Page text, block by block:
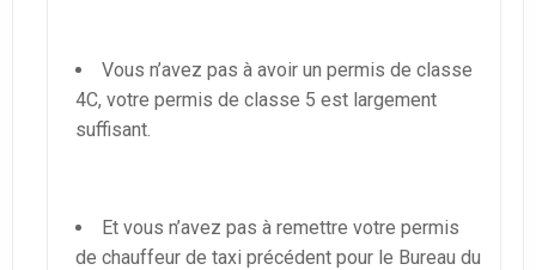
Vous n’avez pas à avoir un permis de classe
4C, votre permis de classe 5 est largement
suffisant.
Et vous n’avez pas à remettre votre permis
de chauffeur de taxi précédent pour le Bureau du